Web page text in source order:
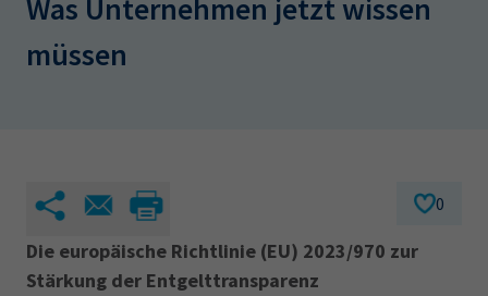
Presse
EN
AdA
34d
Prüfungstermine
Wirtschaftsfachwirt
Was Unternehmen jetzt wissen
müssen
0
Die europäische Richtlinie (EU) 2023/970 zur
Stärkung der Entgelttransparenz